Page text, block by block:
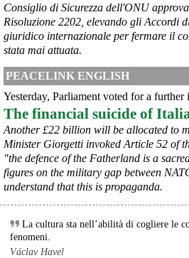
@peacelink - 6/8/2026 21:45
borsaitaliana.it/borsa/notizie
Si sta ragionando su un piano B per
dell’area a caldo dell’ILVA?
@peacelink - 6/8/2026 21:41
cronachetarantine.it/index.php
il Governo ha manifestato l’intenzione
provvedimento straordinario per
economiche e sociali della prevista
chiesto alle rappresentanze del
concrete per definirne i contenuti.
questa disponibilità.
#ILVA #Taranto
Consiglio di Sicurezza dell'ONU
Risoluzione 2202, elevando gli Accordi
giuridico internazionale per fermare il
stata mai attuata.
PEACELINK ENGLISH
Yesterday, Parliament voted for a
The financial suicide of
Another £22 billion will be allocated to
Minister Giorgetti invoked Article 52 of
"the defence of the Fatherland is a
figures on the military gap between
understand that this is propaganda.
La cultura sta nell’abilità di cogliere le
fenomeni.
Václav Havel